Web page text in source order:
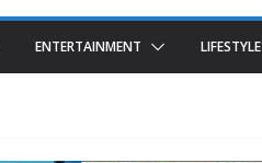
ENTERTAINMENT LIFESTYLE